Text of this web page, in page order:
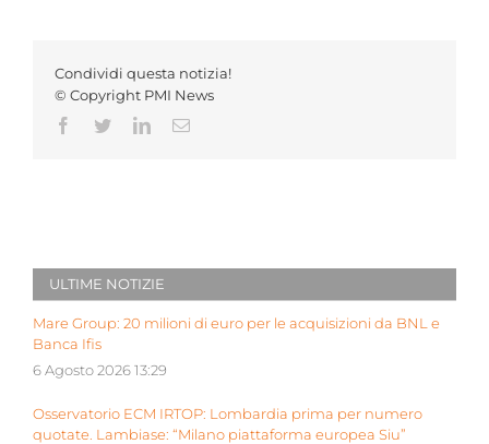
Condividi questa notizia!
© Copyright PMI News
Facebook
TwitterLinkedInEmail
ULTIME NOTIZIE
Mare Group: 20 milioni di euro per le acquisizioni da BNL e
Banca Ifis
6 Agosto 2026 13:29
Osservatorio ECM IRTOP: Lombardia prima per numero
quotate. Lambiase: “Milano piattaforma europea Siu”